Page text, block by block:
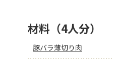
材料（4人分）
豚バラ薄切り肉